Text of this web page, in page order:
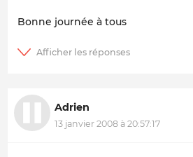
Bonne journée à tous
Adrien
13 janvier 2008 à 20:57:17